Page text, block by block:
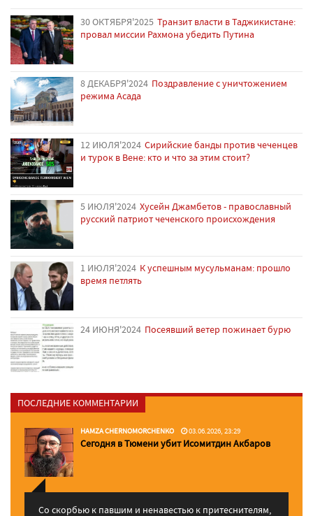
30 ОКТЯБРЯ'2025 Транзит власти в Таджикистане:
провал миссии Рахмона убедить Путина
8 ДЕКАБРЯ'2024 Поздравление с уничтожением
режима Асада
12 ИЮЛЯ'2024 Сирийские банды против чеченцев
и турок в Вене: кто и что за этим стоит?
5 ИЮЛЯ'2024 Хусейн Джамбетов - православный
русский патриот чеченского происхождения
1 ИЮЛЯ'2024 К успешным мусульманам: прошло
время петлять
24 ИЮНЯ'2024 Посеявший ветер пожинает бурю
ПОСЛЕДНИЕ КОММЕНТАРИИ
HAMZA CHERNOMORCHENKO 03.06.2026, 23:29
Сегодня в Тюмени убит Исомитдин Акбаров
Со скорбью к павшим и ненавестью к притеснителям,